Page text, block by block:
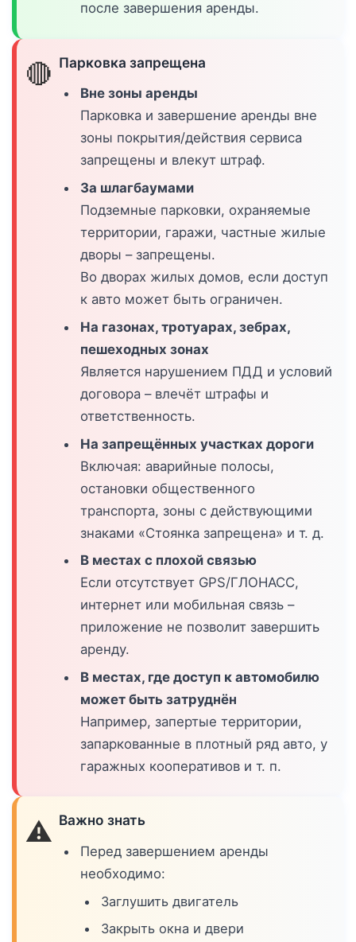
после завершения аренды.
🔴 Парковка запрещена
Вне зоны аренды
Парковка и завершение аренды вне
зоны покрытия/действия сервиса
запрещены и влекут штраф.
За шлагбаумами
Подземные парковки, охраняемые
территории, гаражи, частные жилые
дворы – запрещены.
Во дворах жилых домов, если доступ
к авто может быть ограничен.
На газонах, тротуарах, зебрах,
пешеходных зонах
Является нарушением ПДД и условий
договора – влечёт штрафы и
ответственность.
На запрещённых участках дороги
Включая: аварийные полосы,
остановки общественного
транспорта, зоны с действующими
знаками «Стоянка запрещена» и т. д.
В местах с плохой связью
Если отсутствует GPS/ГЛОНАСС,
интернет или мобильная связь –
приложение не позволит завершить
аренду.
В местах, где доступ к автомобилю
может быть затруднён
Например, запертые территории,
запаркованные в плотный ряд авто, у
гаражных кооперативов и т. п.
⚠️ Важно знать
Перед завершением аренды
необходимо:
Заглушить двигатель
Закрыть окна и двери